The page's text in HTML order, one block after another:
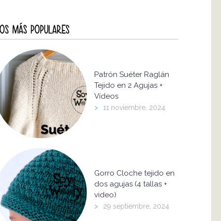
MÁS POPULARES
Patrón Suéter Raglán
Tejido en 2 Agujas +
Vídeos
> 11 noviembre, 2024
Gorro Cloche tejido en
dos agujas (4 tallas +
video)
> 29 septiembre, 2024